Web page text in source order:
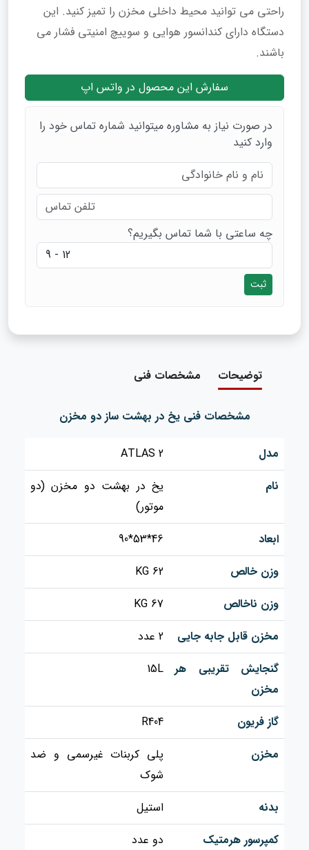
راحتی می توانید محیط داخلی مخزن را تمیز کنید. این
دستگاه دارای کندانسور هوایی و سوییچ امنیتی فشار می
باشند.
سفارش این محصول در واتس اپ
در صورت نیاز به مشاوره میتوانید شماره تماس خود را
وارد کنید
چه ساعتی با شما تماس بگیریم؟
ثبت
توضیحات مشخصات فنی
مشخصات فنی یخ در بهشت ساز دو مخزن
مدل
ATLAS 2
نام
یخ در بهشت دو مخزن (دو
موتور)
ابعاد
46*53*90
وزن خالص
KG 62
وزن ناخالص
KG 67
مخزن قابل جابه جایی
2 عدد
گنجایش تقریبی هر
مخزن
15L
گاز فریون
R404
مخزن
پلی کربنات غیرسمی و ضد
شوک
بدنه
استیل
کمپرسور هرمتیک
دو عدد